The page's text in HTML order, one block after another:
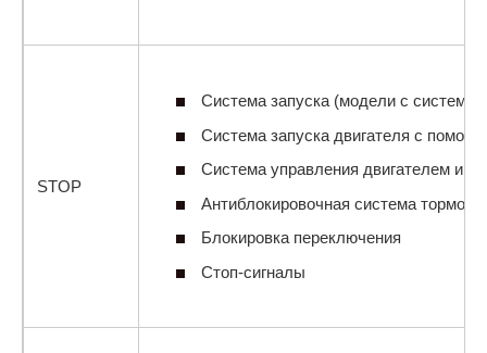
STOP
Система запуска (модели с
Система запуска двигателя с
Система управления двигателем и
Антиблокировочная система
Блокировка переключения
Стоп-сигналы